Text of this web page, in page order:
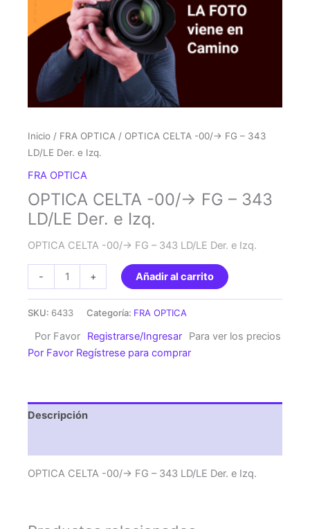
Inicio / FRA OPTICA / OPTICA CELTA -00/-> FG – 343
LD/LE Der. e Izq.
FRA OPTICA
OPTICA CELTA -00/-> FG – 343
LD/LE Der. e Izq.
OPTICA CELTA -00/-> FG – 343 LD/LE Der. e Izq.
-
CELTA
FG
-
Der.
e
cantidad
+ Añadir al carrito
SKU: 6433 Categoría: FRA OPTICA
Por Favor Registrarse/Ingresar
Para ver los precios
Por Favor Regístrese para comprar
Descripción
OPTICA CELTA -00/-> FG – 343 LD/LE Der. e Izq.